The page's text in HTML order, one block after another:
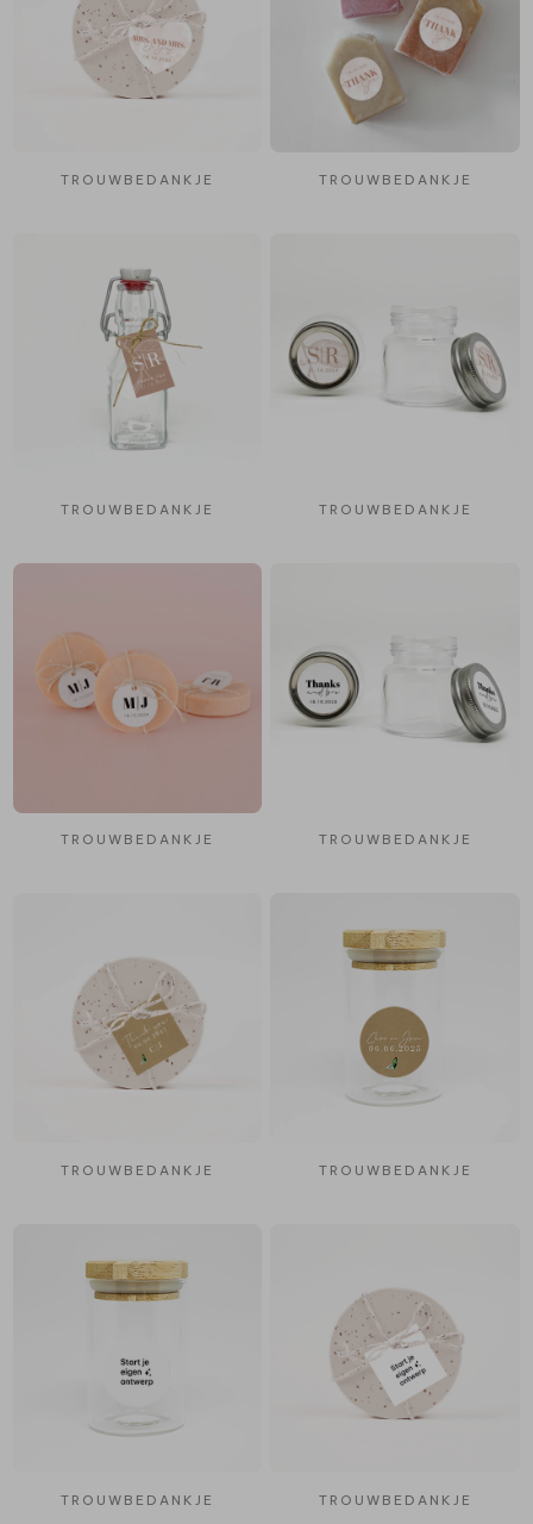
TROUWBEDANKJE TROUWBEDANKJE
TROUWBEDANKJE TROUWBEDANKJE
TROUWBEDANKJE TROUWBEDANKJE
TROUWBEDANKJE TROUWBEDANKJE
TROUWBEDANKJE TROUWBEDANKJE